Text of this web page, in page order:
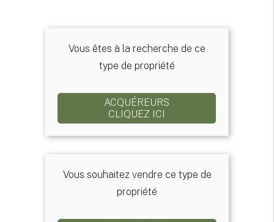
Vous êtes à la recherche de ce
type de propriété
ACQUÉREURS
CLIQUEZ ICI
Vous souhaitez vendre ce type de
propriété